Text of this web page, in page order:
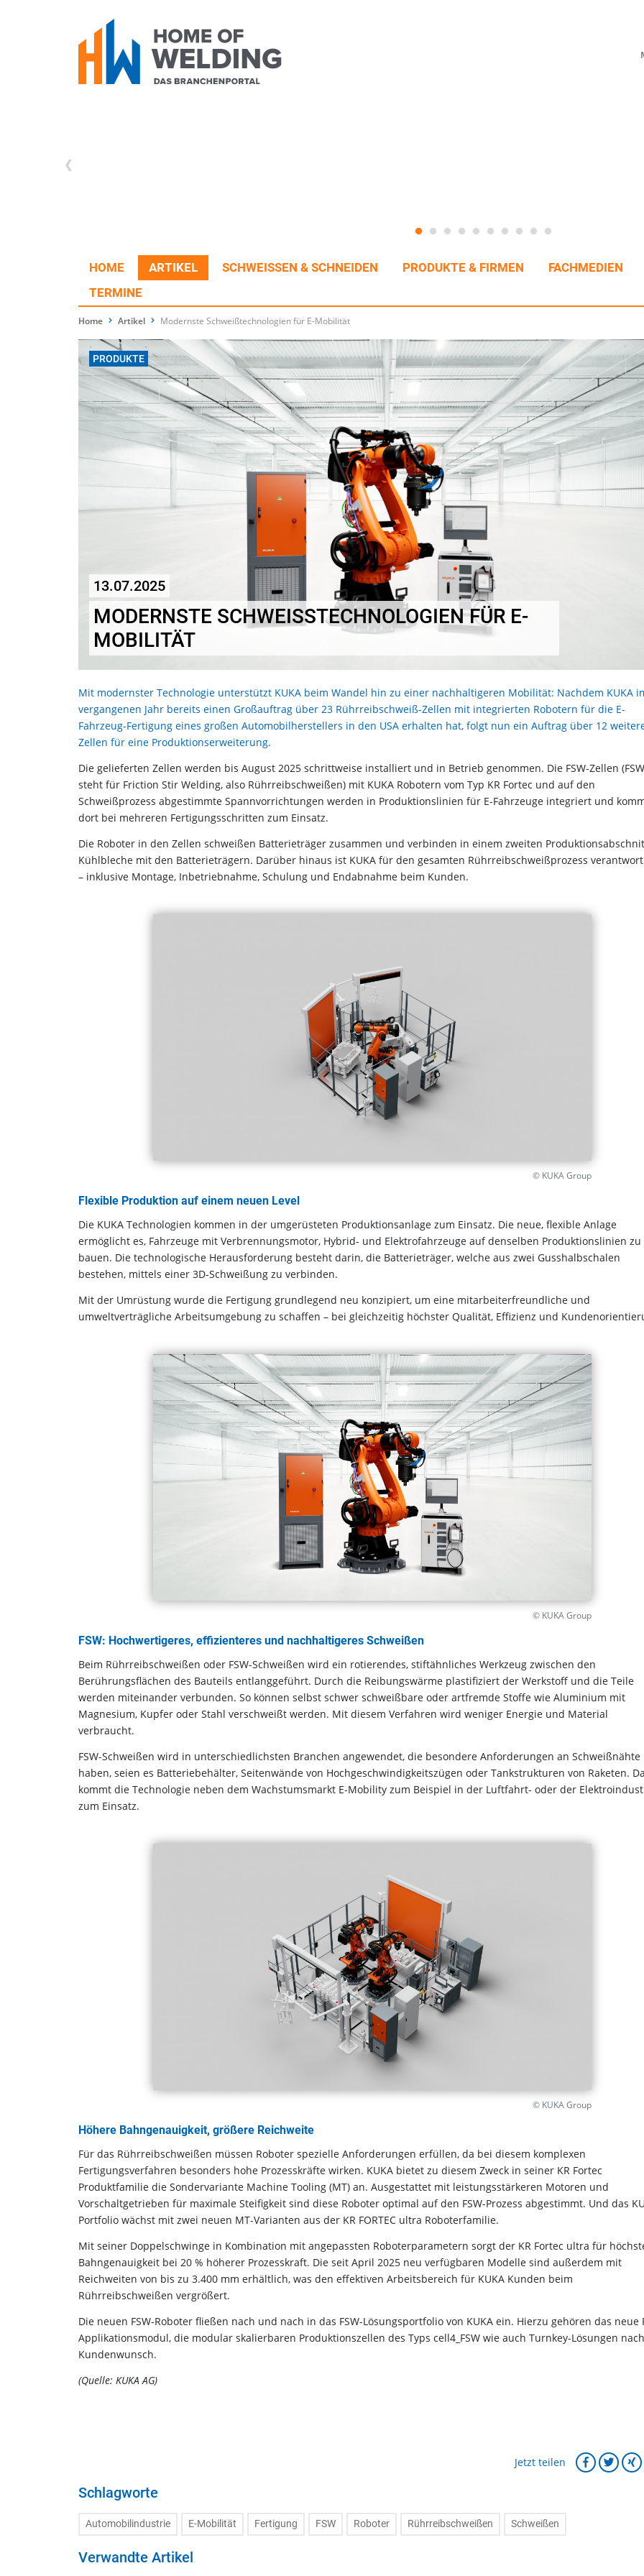
HOME ARTIKEL SCHWEISSEN & SCHNEIDEN PRODUKTE & FIRMEN
FACHMEDIEN
TERMINE
Home Artikel Modernste Schweißtechnologien für E-Mobilität
PRODUKTE
13.07.2025
MODERNSTE SCHWEISSTECHNOLOGIEN FÜR E-M
OBILITÄT
Mit modernster Technologie unterstützt KUKA beim Wandel hin zu einer nachhaltigeren Mobilität: Nachdem KUKA
vergangenen Jahr bereits einen Großauftrag über 23 Rührreibschweiß-Zellen mit integrierten Robotern für die E-
Fahrzeug-Fertigung eines großen Automobilherstellers in den USA erhalten hat, folgt nun ein Auftrag über 12
Zellen für eine Produktionserweiterung.
Die gelieferten Zellen werden bis August 2025 schrittweise installiert und in Betrieb genommen. Die FSW-Zellen (FSW
steht für Friction Stir Welding, also Rührreibschweißen) mit KUKA Robotern vom Typ KR Fortec und auf den
Schweißprozess abgestimmte Spannvorrichtungen werden in Produktionslinien für E-Fahrzeuge integriert und
dort bei mehreren Fertigungsschritten zum Einsatz.
Die Roboter in den Zellen schweißen Batterieträger zusammen und verbinden in einem zweiten
Kühlbleche mit den Batterieträgern. Darüber hinaus ist KUKA für den gesamten Rührreibschweißprozess
– inklusive Montage, Inbetriebnahme, Schulung und Endabnahme beim Kunden.
© KUKA Group
Flexible Produktion auf einem neuen Level
Die KUKA Technologien kommen in der umgerüsteten Produktionsanlage zum Einsatz. Die neue, flexible Anlage
ermöglicht es, Fahrzeuge mit Verbrennungsmotor, Hybrid- und Elektrofahrzeuge auf denselben Produktionslinien zu
bauen. Die technologische Herausforderung besteht darin, die Batterieträger, welche aus zwei Gusshalbschalen
bestehen, mittels einer 3D-Schweißung zu verbinden.
Mit der Umrüstung wurde die Fertigung grundlegend neu konzipiert, um eine mitarbeiterfreundliche und
umweltverträgliche Arbeitsumgebung zu schaffen – bei gleichzeitig höchster Qualität, Effizienz und
© KUKA Group
FSW: Hochwertigeres, effizienteres und nachhaltigeres Schweißen
Beim Rührreibschweißen oder FSW-Schweißen wird ein rotierendes, stiftähnliches Werkzeug zwischen den
Berührungsflächen des Bauteils entlanggeführt. Durch die Reibungswärme plastifiziert der Werkstoff und die Teile
werden miteinander verbunden. So können selbst schwer schweißbare oder artfremde Stoffe wie Aluminium mit
Magnesium, Kupfer oder Stahl verschweißt werden. Mit diesem Verfahren wird weniger Energie und Material
verbraucht.
FSW-Schweißen wird in unterschiedlichsten Branchen angewendet, die besondere Anforderungen an Schweißnähte
haben, seien es Batteriebehälter, Seitenwände von Hochgeschwindigkeitszügen oder Tankstrukturen von Raketen.
kommt die Technologie neben dem Wachstumsmarkt E-Mobility zum Beispiel in der Luftfahrt- oder der
zum Einsatz.
© KUKA Group
Höhere Bahngenauigkeit, größere Reichweite
Für das Rührreibschweißen müssen Roboter spezielle Anforderungen erfüllen, da bei diesem komplexen
Fertigungsverfahren besonders hohe Prozesskräfte wirken. KUKA bietet zu diesem Zweck in seiner KR Fortec
Produktfamilie die Sondervariante Machine Tooling (MT) an. Ausgestattet mit leistungsstärkeren Motoren und
Vorschaltgetrieben für maximale Steifigkeit sind diese Roboter optimal auf den FSW-Prozess abgestimmt. Und das
Portfolio wächst mit zwei neuen MT-Varianten aus der KR FORTEC ultra Roboterfamilie.
Mit seiner Doppelschwinge in Kombination mit angepassten Roboterparametern sorgt der KR Fortec ultra für
Bahngenauigkeit bei 20 % höherer Prozesskraft. Die seit April 2025 neu verfügbaren Modelle sind außerdem mit
Reichweiten von bis zu 3.400 mm erhältlich, was den effektiven Arbeitsbereich für KUKA Kunden beim
Rührreibschweißen vergrößert.
Die neuen FSW-Roboter fließen nach und nach in das FSW-Lösungsportfolio von KUKA ein. Hierzu gehören das neue
Applikationsmodul, die modular skalierbaren Produktionszellen des Typs cell4_FSW wie auch Turnkey-Lösungen nach
Kundenwunsch.
(Quelle: KUKA AG)
Jetzt teilen
Schlagworte
Automobilindustrie E-Mobilität Fertigung FSW Roboter Rührreibschweißen Schweißen
Verwandte Artikel